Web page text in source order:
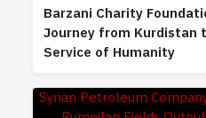
Barzani Charity
Journey from Kurdistan
Service of Humanity